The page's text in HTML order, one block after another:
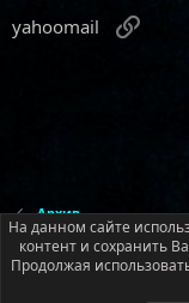
yahoomail
Архив
Русский (RU)
На данном сайте
контент и сохранить
Продолжая